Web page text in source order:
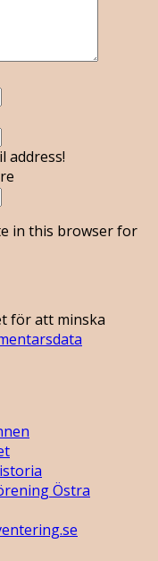
address!
in this browser for
för att minska
Östra